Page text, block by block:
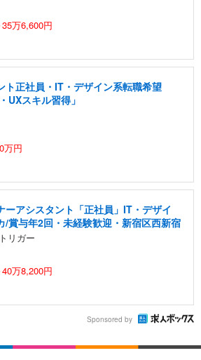
万6,600円
ト正社員・IT・デザイン系転職希望
UXスキル習得」
万円
ーアシスタント「正社員」IT・デザイ
/賞与年2回・未経験歓迎・新宿区西新宿
リガー
万8,200円
Sponsored by